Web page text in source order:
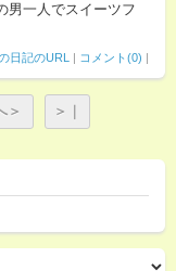
男一人でスイーツフ
日記のURL | コメント(0) |
＞
＞｜